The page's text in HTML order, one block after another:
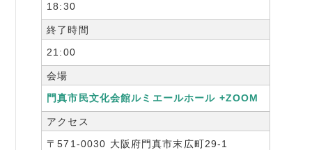
18:30
終了時間
21:00
会場
門真市民文化会館ルミエールホール +ZOOM
アクセス
〒571-0030 大阪府門真市末広町29-1